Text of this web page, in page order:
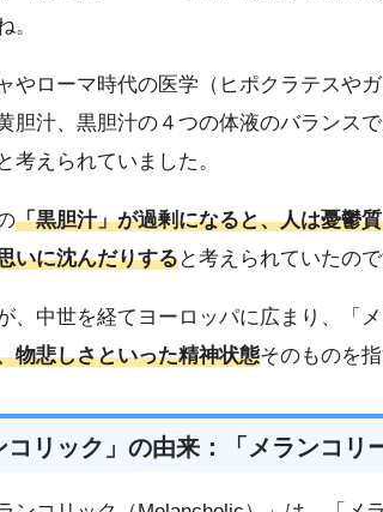
。
やローマ時代の医学（ヒポクラテスや
胆汁、黒胆汁の４つの体液のバランス
考えられていました。
「黒胆汁」が過剰になると、人は憂鬱
いに沈んだりすると考えられていたので
、中世を経てヨーロッパに広まり、「
物悲しさといった精神状態そのものを
コリック」の由来：「メランコリ